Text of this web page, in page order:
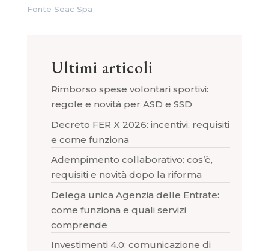
Fonte Seac Spa
Ultimi articoli
Rimborso spese volontari sportivi:
regole e novità per ASD e SSD
Decreto FER X 2026: incentivi, requisiti
e come funziona
Adempimento collaborativo: cos’è,
requisiti e novità dopo la riforma
Delega unica Agenzia delle Entrate:
come funziona e quali servizi
comprende
Investimenti 4.0: comunicazione di